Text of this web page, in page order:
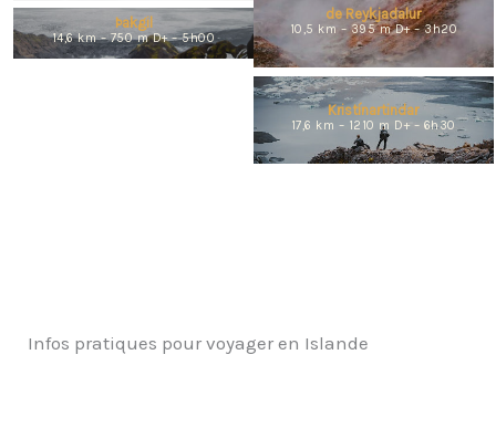
Þakgil
14,6 km – 750 m D+ – 5h00
de Reykjadalur
10,5 km – 395 m D+ – 3h20
Kristínartindar
17,6 km – 1210 m D+ – 6h30
Infos pratiques pour voyager en Islande